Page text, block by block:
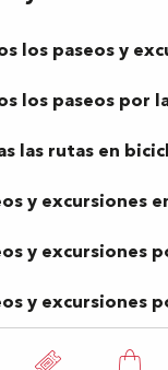
los paseos y
los paseos por
las rutas en
y excursiones
y excursiones
y excursiones
2024